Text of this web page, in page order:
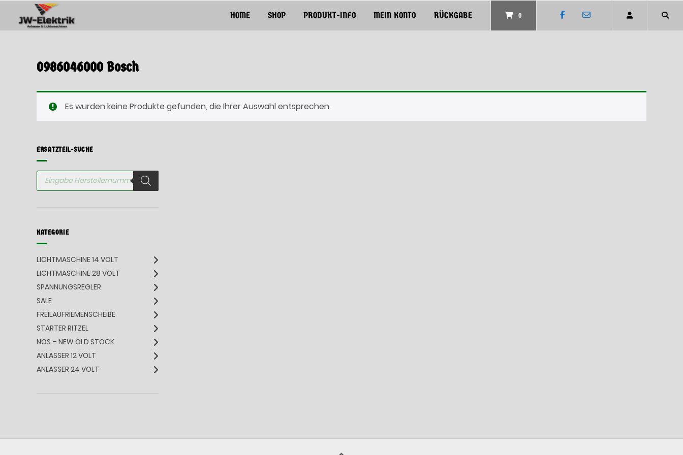
zum
HOME SHOP PRODUKT-INFO MEIN KONTO RÜCKGABE 0
0986046000 Bosch
Es wurden keine Produkte gefunden, die Ihrer Auswahl entsprechen.
ERSATZTEIL-SUCHE
Products
search
KATEGORIE
LICHTMASCHINE 14 VOLT
LICHTMASCHINE 28 VOLT
SPANNUNGSREGLER
SALE
FREILAUFRIEMENSCHEIBE
STARTER RITZEL
NOS – NEW OLD STOCK
ANLASSER 12 VOLT
ANLASSER 24 VOLT